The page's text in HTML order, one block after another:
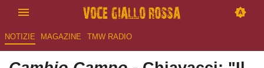
NOTIZIE MAGAZINE TMW RADIO